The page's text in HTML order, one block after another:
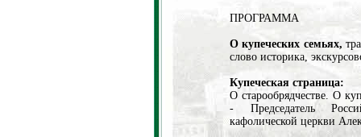
ПРОГРАММА
О купеческих семьях,
слово историка,
Купеческая страница:
О старообрядчестве. О
- Председатель
кафолической церкви